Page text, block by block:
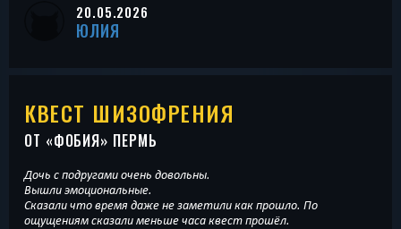
20.05.2026
ЮЛИЯ
КВЕСТ ШИЗОФРЕНИЯ
ОТ «ФОБИЯ» ПЕРМЬ
Дочь с подругами очень довольны.
Вышли эмоциональные.
Сказали что время даже не заметили как прошло. По
ощущениям сказали меньше часа квест прошёл.